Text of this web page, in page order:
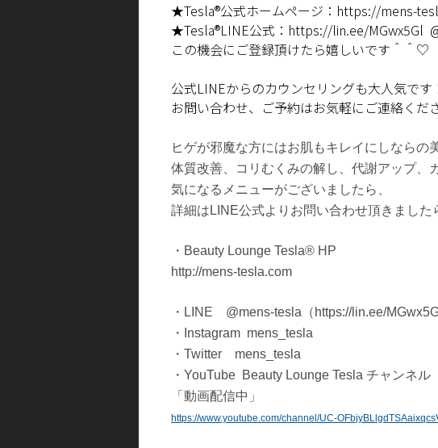
★Tesla®公式ホームページ： https://mens-
★Tesla®LINE公式： https://lin.ee/MGwx5Gl
この機会にご登録頂けたら嬉しいです＾＾♡
公式LINEからのカウンセリングも大人気です
お問い合わせ、ご予約はお気軽にご連絡くだ
ヒゲが邪魔な方にはお肌もキレイにしなら
体質改善、コリむくみの解し、代謝アップ
気になるメニューがございましたら、
詳細はLINE公式よりお問い合わせ頂きました
・Beauty Lounge Tesla® HP
http://mens-tesla.com
・LINE @mens-tesla（ https://lin.ee/
・Instagram mens_tesla
・Twitter mens_tesla
・YouTube Beauty Lounge Tesla チャンネル
「動画配信中」
https://www.youtube.com/channel/UC-